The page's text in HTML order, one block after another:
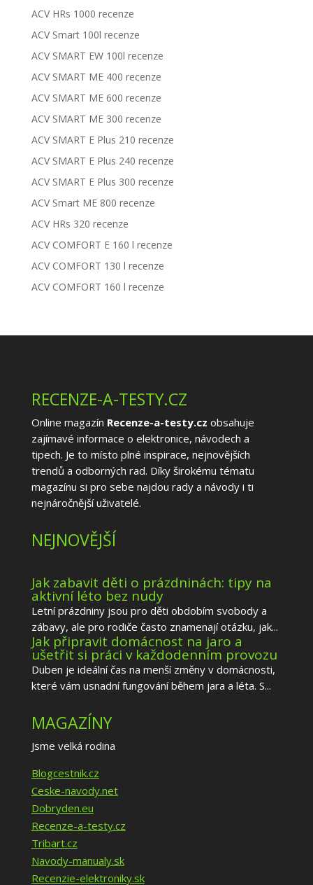
ACV HRs 1000 recenze
ACV Smart 100l recenze
ACV SMART EW 100l recenze
ACV SMART ME 400 recenze
ACV SMART ME 600 recenze
ACV SMART ME 300 recenze
ACV SMART E Plus 210 recenze
ACV SMART E Plus 240 recenze
ACV SMART E Plus 300 recenze
ACV Smart ME 800 recenze
ACV HRs 320 recenze
ACV COMFORT E 160 l recenze
ACV COMFORT 130 l recenze
ACV COMFORT 160 l recenze
RECENZE-A-TESTY.CZ
Online magazín Recenze-a-testy.cz obsahuje
zajímavé informace o elektronice, návodech a
tipech. Je to místo plné inspirace, nejnovějších
trendů a odborných rad. Díky širokému tématu
magazínu si pro sebe najdou rady a návody i ti
nejnáročnější uživatelé.
NEJNOVĚJŠÍ
Jak zabavit děti o prázdninách: tipy na
aktivní léto bez nudy
Letní prázdniny jsou pro děti obdobím svobody a
zábavy, ale pro rodiče často znamenají otázku, jak...
Jak připravit domácnost na jaro a
ušetřit si práci v každodenním provozu
Duben je ideální čas na menší změny v domácnosti,
které vám usnadní fungování během jara a léta. S...
MAGAZÍNY
Jsme velká rodina
Blogcestnik.cz
Ceske-navody.net
Dobryden.eu
Recenze-a-testy.cz
Tribart.cz
Navody-manualy.sk
Recenzie-elektroniky.sk